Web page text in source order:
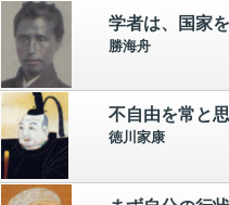
学者は、国家
勝海舟
不自由を常と
徳川家康